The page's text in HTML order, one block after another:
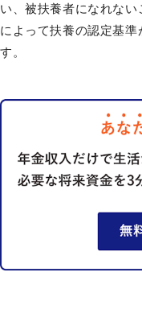
い、被扶養者になれな
によって扶養の認定基
す。